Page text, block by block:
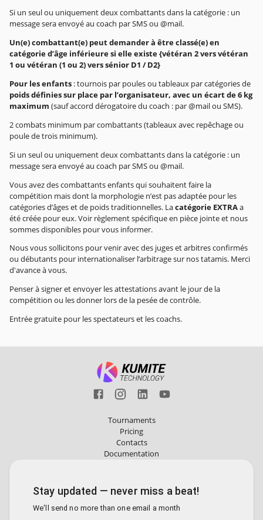
Si un seul ou uniquement deux combattants dans la catégorie : un
message sera envoyé au coach par SMS ou @mail.
Un(e) combattant(e) peut demander à être classé(e) en
catégorie d’âge inférieure si elle existe {vétéran 2 vers vétéran
1 ou vétéran (1 ou 2) vers sénior D1 / D2}
Pour les enfants : tournois par poules ou tableaux par catégories de
poids définies sur place par l’organisateur, avec un écart de 6 kg
maximum (sauf accord dérogatoire du coach : par @mail ou SMS).
2 combats minimum par combattants (tableaux avec repêchage ou
poule de trois minimum).
Si un seul ou uniquement deux combattants dans la catégorie : un
message sera envoyé au coach par SMS ou @mail.
Vous avez des combattants enfants qui souhaitent faire la
compétition mais dont la morphologie n’est pas adaptée pour les
catégories d’âges et de poids traditionnelles. Lacatégorie EXTRAa
été créée pour eux. Voir règlement spécifique en pièce jointe et nous
sommes disponibles pour vous informer.
Nous vous sollicitons pour venir avec des juges et arbitres confirmés
ou débutants pour internationaliser l’arbitrage sur nos tatamis. Merci
d'avance à vous.
Penser à signer et envoyer les attestations avant le jour de la
compétition ou les donner lors de la pesée de contrôle.
Entrée gratuite pour les spectateurs et les coachs.
Tournaments
Pricing
Contacts
Documentation
Stay updated — never miss a beat!
We'll send no more than one email a month